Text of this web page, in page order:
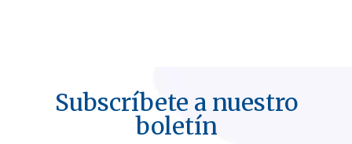
Subscríbete a nuestro
boletín